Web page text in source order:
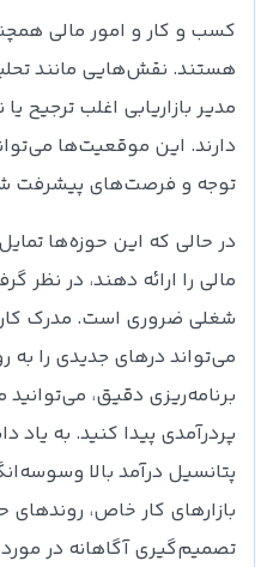
کسب و کار و امور مالی
هستند. نقش‌هایی مانند
مدیر بازاریابی اغلب ترجیح
دارند. این موقعیت‌ها
توجه و فرصت‌های پیشرفت
در حالی که این حوزه‌ها
مالی را ارائه دهند، در
شغلی ضروری است. مدرک
می‌تواند درهای جدیدی را به
برنامه‌ریزی دقیق،
پردرآمدی پیدا کنید. به یاد
پتانسیل درآمد بالا
بازارهای کار خاص، روندهای
تصمیم‌گیری آگاهانه در